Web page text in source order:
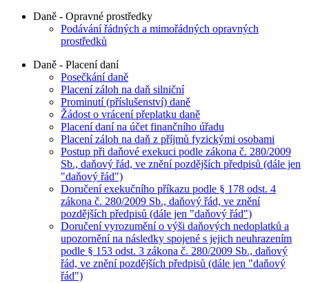
Daně - Opravné prostředky
Podávání řádných a mimořádných opravných
prostředků
Daně - Placení daní
Posečkání daně
Placení záloh na daň silniční
Prominutí (příslušenství) daně
Žádost o vrácení přeplatku daně
Placení daní na účet finančního úřadu
Placení záloh na daň z příjmů fyzickými osobami
Postup při daňové exekuci podle zákona č. 280/2009
Sb., daňový řád, ve znění pozdějších předpisů (dále jen
"daňový řád")
Doručení exekučního příkazu podle § 178 odst. 4
zákona č. 280/2009 Sb., daňový řád, ve znění
pozdějších předpisů (dále jen "daňový řád")
Doručení vyrozumění o výši daňových nedoplatků a
upozornění na následky spojené s jejich neuhrazením
podle § 153 odst. 3 zákona č. 280/2009 Sb., daňový
řád, ve znění pozdějších předpisů (dále jen "daňový
řád")